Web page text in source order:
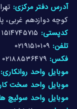
آدرس دفتر مرکزی:
کوچه دوازدهم غربی، پلاک ۶/۱ ،
کدپستی: ۱۵۱۴۷۴۵۷۱۵
تلفن: ۰۲۱۹۱۵۱۰۱۰۹
فکس: ۰۲۱۸۸۵۳۶۴۷۹
موبایل واحد روانکاری:
موبایل واحد سخت
موبایل واحد سوئیچ